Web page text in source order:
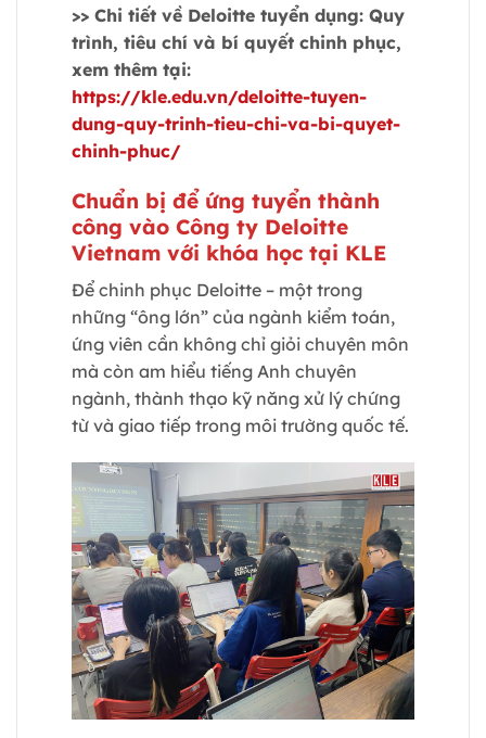
>> Chi tiết về Deloitte tuyển dụng: Quy
trình, tiêu chí và bí quyết chinh phục,
xem thêm tại:
https://kle.edu.vn/deloitte-tuyen-
dung-quy-trinh-tieu-chi-va-bi-quyet-
chinh-phuc/
Chuẩn bị để ứng tuyển thành
công vào Công ty Deloitte
Vietnam với khóa học tại KLE
Để chinh phục Deloitte – một trong
những “ông lớn” của ngành kiểm toán,
ứng viên cần không chỉ giỏi chuyên môn
mà còn am hiểu tiếng Anh chuyên
ngành, thành thạo kỹ năng xử lý chứng
từ và giao tiếp trong môi trường quốc tế.